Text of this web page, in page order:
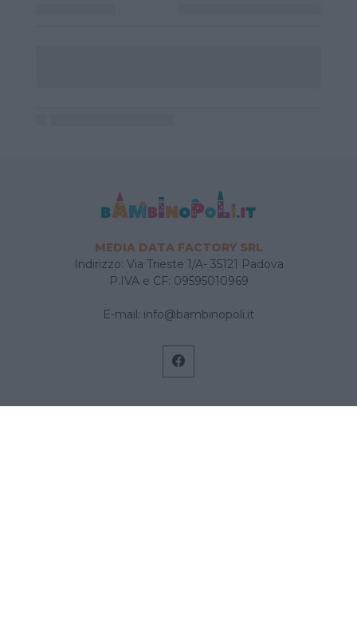
MEDIA DATA FACTORY SRL
Indirizzo: Via Trieste 1/A- 35121 Padova
P.IVA e CF: 09595010969
E-mail: info@bambinopoli.it